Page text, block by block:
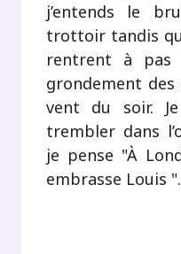
j’entends le
trottoir tandis
rentrent à pas
grondement des
vent du soir.
trembler dans
je pense "À
embrasse Louis